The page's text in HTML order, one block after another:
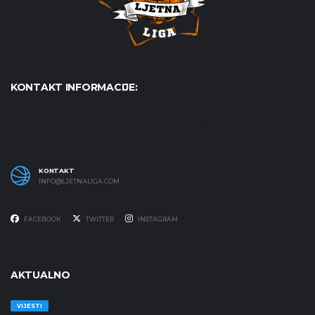
KONTAKT INFORMACIJE:
KONTAKT
INFO@LJETNALIGA.COM
FACEBOOK TWITTER INSTAGRAM
AKTUALNO
VIJESTI